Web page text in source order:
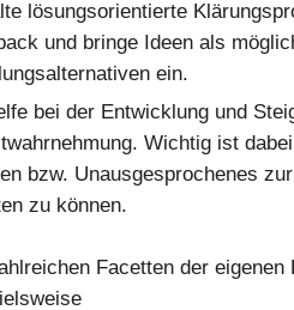
lösungsorientierte
und bringe Ideen als
ein.
bei der Entwicklung und
Wichtig ist
bzw. Unausgesprochenes
zu können.
Facetten der